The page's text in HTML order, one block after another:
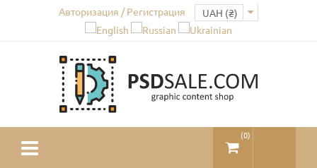
Авторизация / Регистрация
(0)